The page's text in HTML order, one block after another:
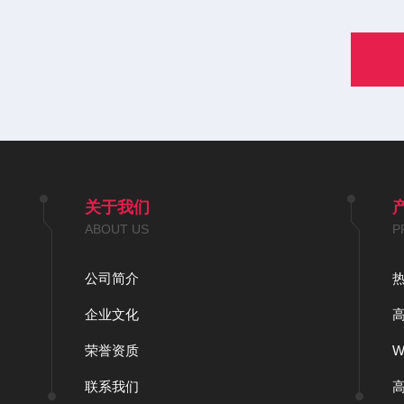
关于我们
ABOUT US
公司简介
企业文化
荣誉资质
联系我们